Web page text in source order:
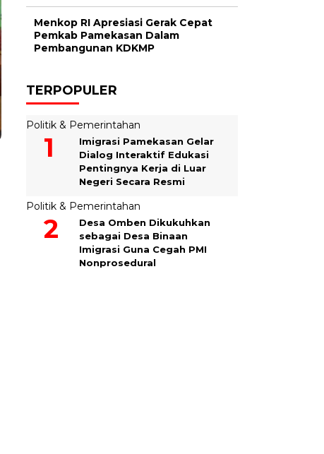
Menkop RI Apresiasi Gerak Cepat
Pemkab Pamekasan Dalam
Pembangunan KDKMP
TERPOPULER
Politik & Pemerintahan
Imigrasi Pamekasan Gelar
Dialog Interaktif Edukasi
Pentingnya Kerja di Luar
Negeri Secara Resmi
Politik & Pemerintahan
Desa Omben Dikukuhkan
sebagai Desa Binaan
Imigrasi Guna Cegah PMI
Nonprosedural